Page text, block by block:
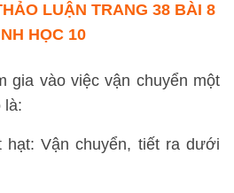
LUẬN TRANG 38 BÀI 8
HỌC 10
gia vào việc vận chuyển một
là:
Vận chuyển, tiết ra dưới